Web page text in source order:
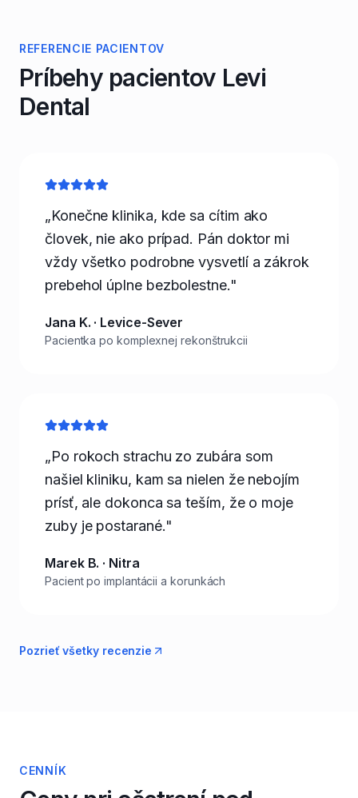
REFERENCIE PACIENTOV
Príbehy pacientov Levi
Dental
„Konečne klinika, kde sa cítim ako
človek, nie ako prípad. Pán doktor mi
vždy všetko podrobne vysvetlí a zákrok
prebehol úplne bezbolestne."
Jana K. · Levice-Sever
Pacientka po komplexnej rekonštrukcii
„Po rokoch strachu zo zubára som
našiel kliniku, kam sa nielen že nebojím
prísť, ale dokonca sa teším, že o moje
zuby je postarané."
Marek B. · Nitra
Pacient po implantácii a korunkách
Pozrieť všetky recenzie
CENNÍK